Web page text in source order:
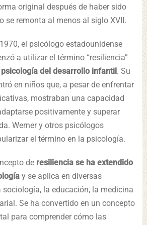
original después de haber sido
se remonta al menos al siglo XVII.
el psicólogo estadounidense
a utilizar el término “resiliencia”
psicología del desarrollo infantil. Su
en niños que, a pesar de enfrentar
mostraban una capacidad
positivamente y superar
Werner y otros psicólogos
el término en la psicología.
de resiliencia se ha extendido
y se aplica en diversas
la educación, la medicina
Se ha convertido en un concepto
para comprender cómo las